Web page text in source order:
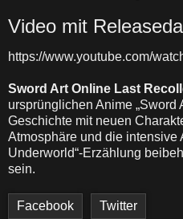
Video mit
https://www.youtube.com/
Sword Art Online Last
ursprünglichen Anime „Sword
Geschichte mit neuen
Atmosphäre und die intensive
Underworld“-Erzählung
sein.
Facebook Twitter